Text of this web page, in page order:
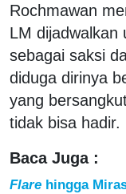
Rochmawan
LM dijadwalkan
sebagai saksi
diduga dirinya
yang
tidak bisa hadir.
Baca Juga :
Flare hingga